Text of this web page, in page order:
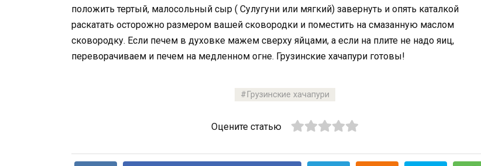
положить тертый, малосольный сыр ( Сулугуни или мягкий) завернуть и опять каталкой
раскатать осторожно размером вашей сковородки и поместить на смазанную маслом
сковородку. Если печем в духовке мажем сверху яйцами, а если на плите не надо яиц,
переворачиваем и печем на медленном огне. Грузинские хачапури готовы!
Грузинские хачапури
Оцените статью